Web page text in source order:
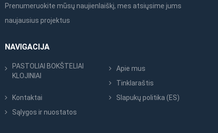
Prenumeruokite mūsų naujienlaiškį, mes atsiųsime jums
naujausius projektus
NAVIGACIJA
PASTOLIAI BOKŠTELIAI
KLOJINIAI
Apie mus
Tinklaraštis
Kontaktai
Slapukų politika (ES)
Sąlygos ir nuostatos